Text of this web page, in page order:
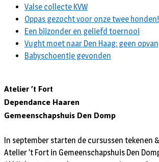
Valse collecte KVW
Oppas gezocht voor onze twee honden!
Een bijzonder en geliefd toernooi
Vught moet naar Den Haag: geen
Babyschoentje gevonden
Atelier ’t Fort
Dependance Haaren
Gemeenschapshuis Den Domp
In september starten de cursussen tekenen
Atelier ’t Fort in Gemeenschapshuis Den